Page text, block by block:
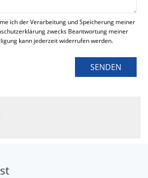
ich der Verarbeitung und Speicherung meiner
zwecks Beantwortung meiner
kann jederzeit widerrufen werden.
SENDEN